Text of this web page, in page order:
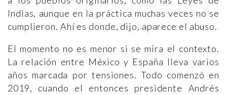
Indias, aunque en la práctica muchas veces no se
cumplieron. Ahí es donde, dijo, aparece el abuso.
El momento no es menor si se mira el contexto.
La relación entre México y España lleva varios
años marcada por tensiones. Todo comenzó en
2019, cuando el entonces presidente Andrés